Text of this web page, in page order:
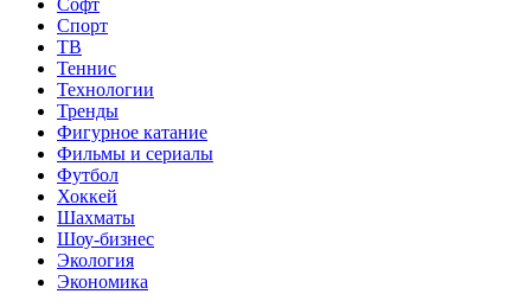
Спорт
ТВ
Теннис
Технологии
Тренды
Фигурное катание
Фильмы и сериалы
Футбол
Хоккей
Шахматы
Шоу-бизнес
Экология
Экономика